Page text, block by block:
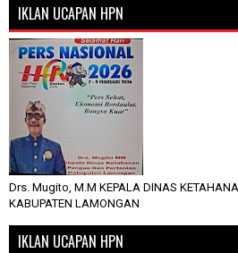
IKLAN UCAPAN HPN
Drs. Mugito, M.M KEPALA DINAS
KABUPATEN LAMONGAN
IKLAN UCAPAN HPN